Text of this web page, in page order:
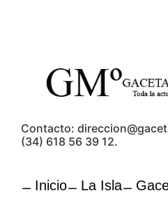
Contacto:
(34) 618 56 39 12.
Inicio La Isla